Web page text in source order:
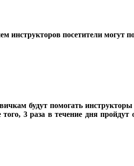
инструкторов посетители могут
будут помогать
3 раза в течение дня